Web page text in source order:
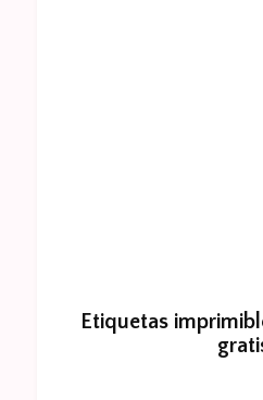
Etiquetas